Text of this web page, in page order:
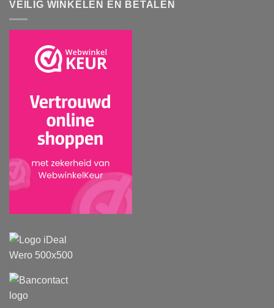
VEILIG WINKELEN EN BETALEN